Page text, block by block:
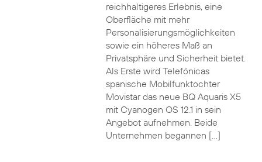
reichhaltigeres Erlebnis, eine
Oberfläche mit mehr
Personalisierungsmöglichkeiten
sowie ein höheres Maß an
Privatsphäre und Sicherheit bietet.
Als Erste wird Telefónicas
spanische Mobilfunktochter
Movistar das neue BQ Aquaris X5
mit Cyanogen OS 12.1 in sein
Angebot aufnehmen. Beide
Unternehmen begannen […]